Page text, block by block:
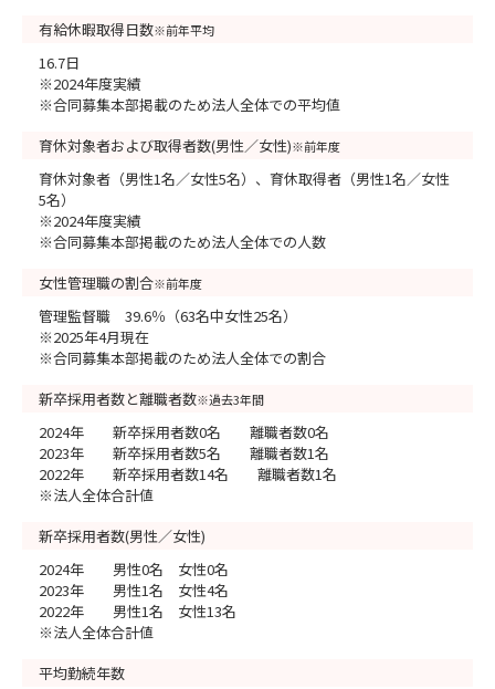
有給休暇取得日数※前年平均
16.7日
※2024年度実績
※合同募集本部掲載のため法人全体での平均値
育休対象者および取得者数(男性／女性)※前年度
育休対象者（男性1名／女性5名）、育休取得者（男性1名／女性
5名）
※2024年度実績
※合同募集本部掲載のため法人全体での人数
女性管理職の割合※前年度
管理監督職 39.6％（63名中女性25名）
※2025年4月現在
※合同募集本部掲載のため法人全体での割合
新卒採用者数と離職者数※過去3年間
2024年 新卒採用者数0名 離職者数0名
2023年 新卒採用者数5名 離職者数1名
2022年 新卒採用者数14名 離職者数1名
※法人全体合計値
新卒採用者数(男性／女性)
2024年 男性0名 女性0名
2023年 男性1名 女性4名
2022年 男性1名 女性13名
※法人全体合計値
平均勤続年数